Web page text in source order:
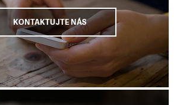
KONTAKTUJTE NÁS